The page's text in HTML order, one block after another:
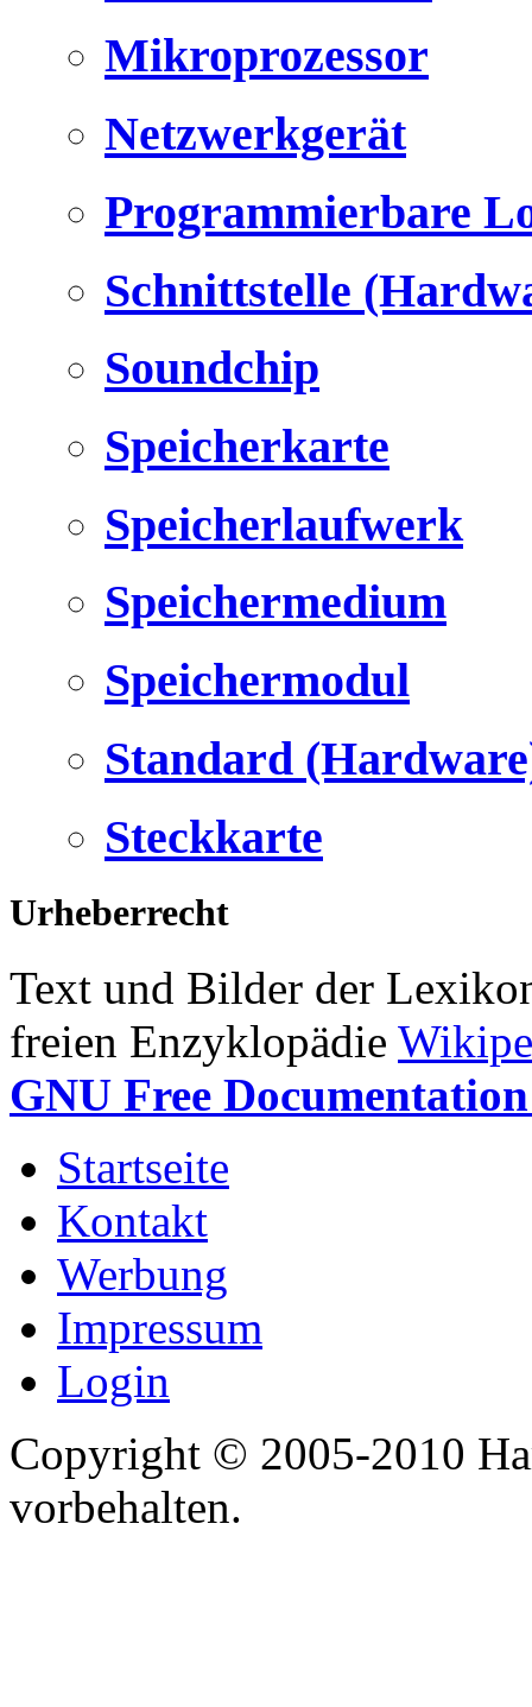
Mikroprozessor
Netzwerkgerät
Programmierbare
Schnittstelle
Soundchip
Speicherkarte
Speicherlaufwerk
Speichermedium
Speichermodul
Standard
Steckkarte
Urheberrecht
Text und Bilder der
freien Enzyklopädie
GNU Free
Startseite
Kontakt
Werbung
Impressum
Login
Copyright © 2005-2010
vorbehalten.